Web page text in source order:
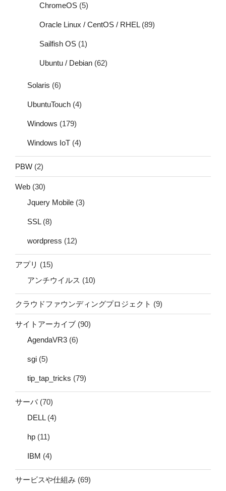
ChromeOS (5)
Oracle Linux / CentOS / RHEL(89)
Sailfish OS (1)
Ubuntu / Debian (62)
Solaris (6)
UbuntuTouch (4)
Windows (179)
Windows IoT (4)
PBW (2)
Web (30)
Jquery Mobile (3)
SSL(8)
wordpress (12)
アプリ (15)
アンチウイルス (10)
クラウドファウンディングプロジェクト (9)
サイトアーカイブ (90)
AgendaVR3 (6)
sgi (5)
tip_tap_tricks (79)
サーバ(70)
DELL(4)
hp (11)
IBM (4)
サービスや仕組み (69)